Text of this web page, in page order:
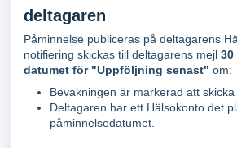
deltagaren
Påminnelse publiceras på deltagarens
notifiering skickas till deltagarens mejl 30
datumet för "Uppföljning senast" om:
Bevakningen är markerad att skicka
Deltagaren har ett Hälsokonto det
påminnelsedatumet.